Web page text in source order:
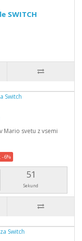
SWITCH
Mario svetu z vsemi
6%
50
Sekund